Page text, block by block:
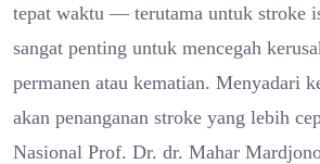
tepat waktu — terutama untuk stroke
sangat penting untuk mencegah
permanen atau kematian. Menyadari
akan penanganan stroke yang lebih
Nasional Prof. Dr. dr. Mahar